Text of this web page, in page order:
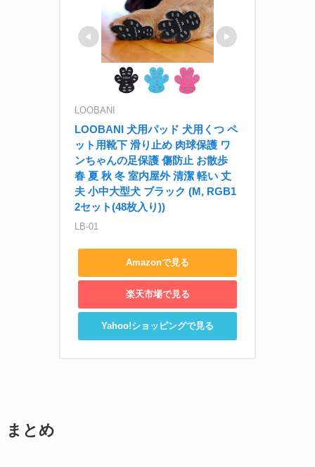
LOOBANI
LOOBANI 犬用パッド 犬用くつ ペ
ット用靴下 滑り止め 肉球保護 ワ
ンちゃんの足保護 傷防止 お散歩
春 夏 秋 冬 室内屋外 清潔 軽い 丈
夫 小中大型犬 ブラック (M, RGB1
2セット(48枚入り))
LB-01
Amazonで見る
楽天市場で見る
Yahoo!ショッピングで見る
まとめ